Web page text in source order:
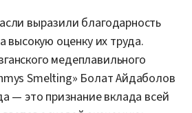
выразили благодарность
высокую оценку их труда.
медеплавильного
Smelting» Болат Айдаболов
— это признание вклада всей